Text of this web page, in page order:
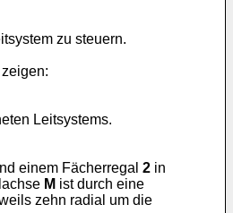
zu steuern.
Leitsystems.
einem Fächerregal 2 in
M ist durch eine
zehn radial um die